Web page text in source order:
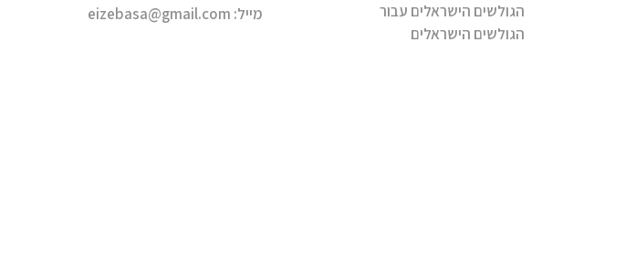
מייל: eizebasa@gmail.com
הגולשים הישראלים עבור
הגולשים הישראלים